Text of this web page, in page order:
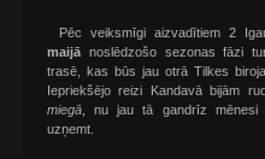
Pēc veiksmīgi aizvadītiem 2
maijā noslēdzošo sezonas fāzi
trasē, kas būs jau otrā Tilkes
Iepriekšējo reizi Kandavā bijām
miegā , nu jau tā gandrīz
uzņemt.